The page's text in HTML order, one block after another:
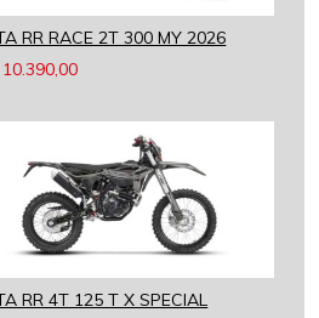
RR RACE 2T 300 MY 2026
10.390,00
RR 4T 125 T X SPECIAL